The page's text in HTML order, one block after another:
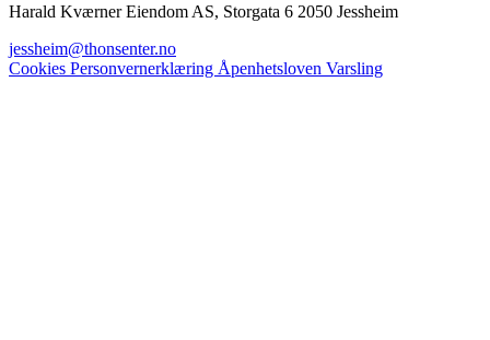
Harald Kværner Eiendom AS, Storgata 6 2050 Jessheim
jessheim@thonsenter.no
Cookies Personvernerklæring Åpenhetsloven Varsling